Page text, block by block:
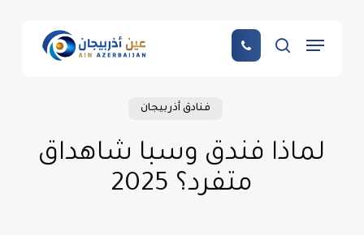
search
Menu
فنادق أذربيجان
لماذا فندق وسبا شاهداق
متفرد؟ 2025